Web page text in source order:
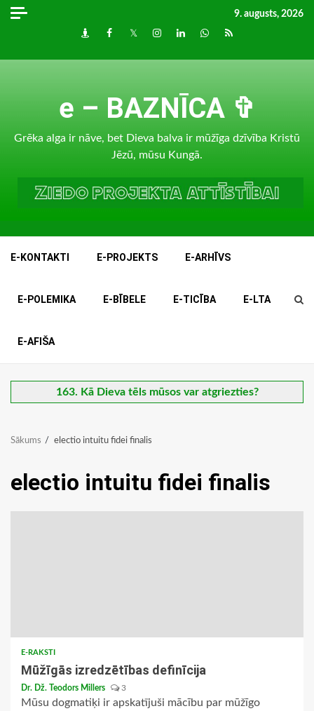
Skip
9. augusts, 2026
DraugiemFacebook
TwitterInstagram
LinkedInwhatsapp
RSS
e – BAZNĪCA ✞
Grēka alga ir nāve, bet Dieva balva ir mūžīga dzīvība Kristū
Jēzū, mūsu Kungā.
E-KONTAKTI E-PROJEKTS E-ARHĪVS
E-POLEMIKA E-BĪBELE E-TICĪBA E-LTA
E-AFIŠA
163. Kā Dieva tēls mūsos var atgriezties?
Sākums electio intuitu fidei finalis
electio intuitu fidei finalis
E-RAKSTI
Mūžīgās izredzētības definīcija
Dr. Dž. Teodors Millers 3
Mūsu dogmatiķi ir apskatījuši mācību par mūžīgo